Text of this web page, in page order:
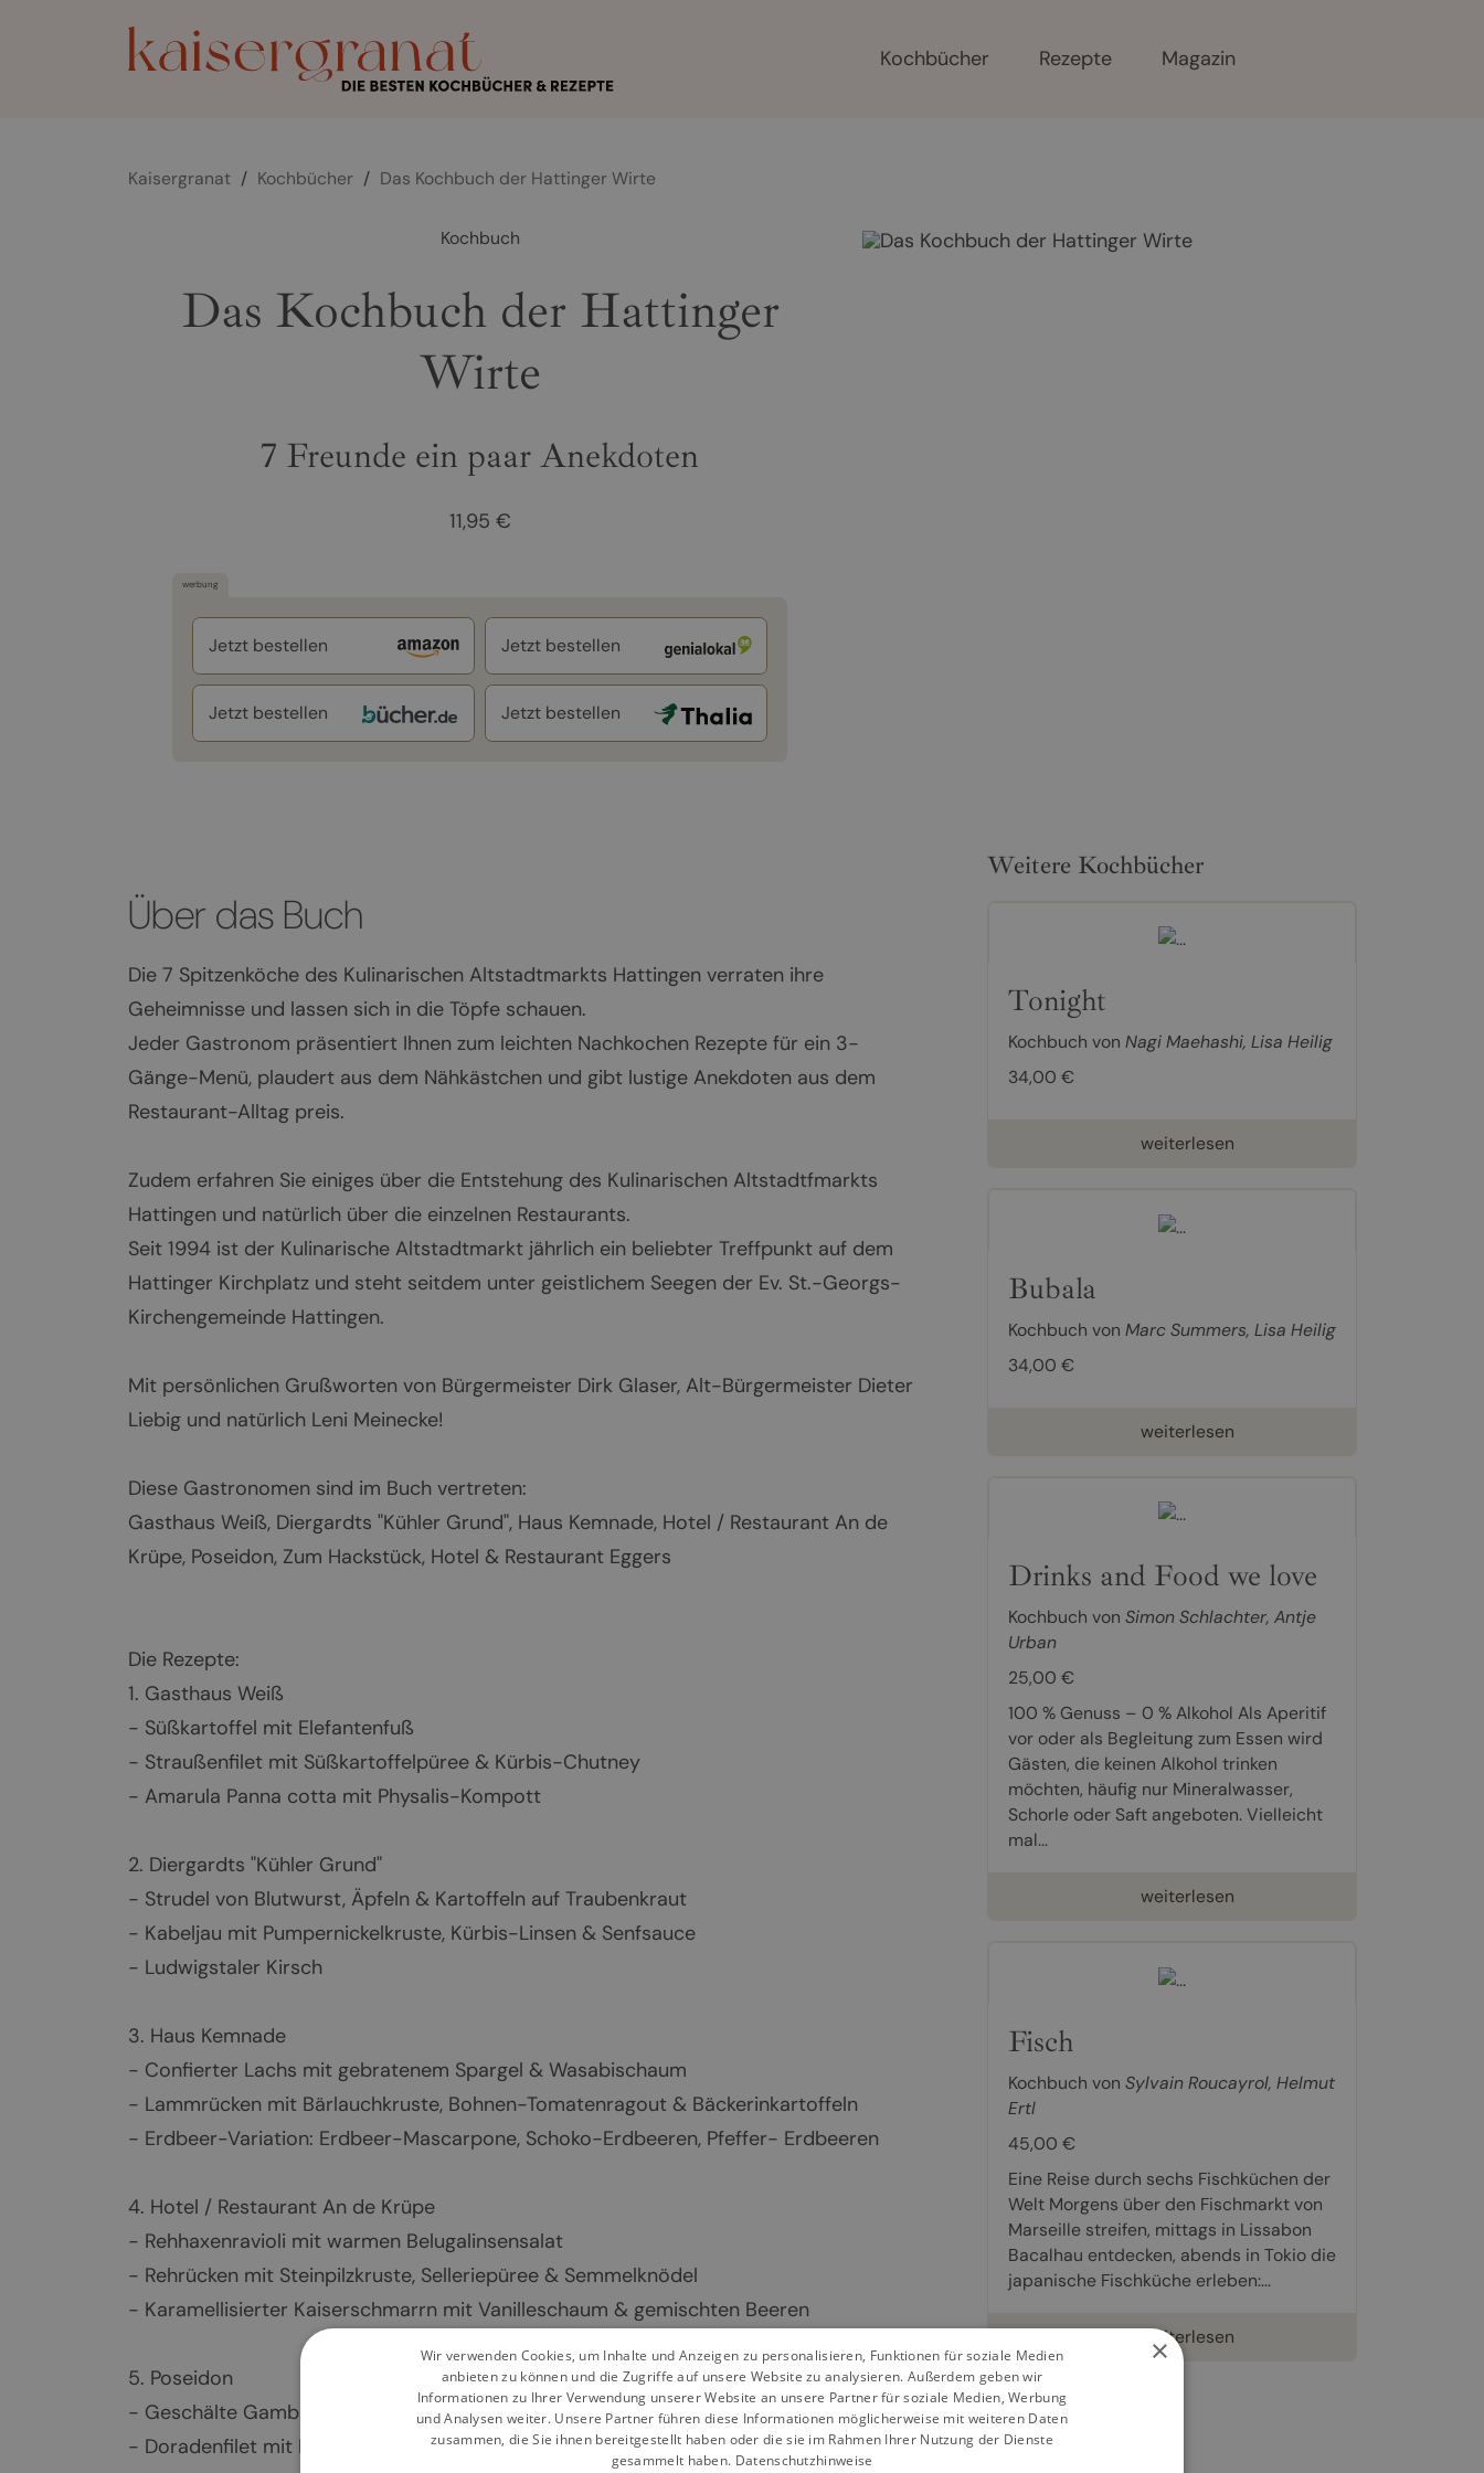
Kochbücher Rezepte Magazin
Kaisergranat / Kochbücher / Das Kochbuch der Hattinger Wirte
Kochbuch
Das Kochbuch der Hattinger
Wirte
7 Freunde ein paar Anekdoten
11,95 €
werbung
Jetzt bestellen Jetzt bestellen
Jetzt bestellen Jetzt bestellen
Über das Buch
Die 7 Spitzenköche des Kulinarischen Altstadtmarkts Hattingen verraten ihre
Geheimnisse und lassen sich in die Töpfe schauen.
Jeder Gastronom präsentiert Ihnen zum leichten Nachkochen Rezepte für ein 3-
Gänge-Menü, plaudert aus dem Nähkästchen und gibt lustige Anekdoten aus dem
Restaurant-Alltag preis.
Zudem erfahren Sie einiges über die Entstehung des Kulinarischen Altstadtfmarkts
Hattingen und natürlich über die einzelnen Restaurants.
Seit 1994 ist der Kulinarische Altstadtmarkt jährlich ein beliebter Treffpunkt auf dem
Hattinger Kirchplatz und steht seitdem unter geistlichem Seegen der Ev. St.-Georgs-
Kirchengemeinde Hattingen.
Mit persönlichen Grußworten von Bürgermeister Dirk Glaser, Alt-Bürgermeister Dieter
Liebig und natürlich Leni Meinecke!
Diese Gastronomen sind im Buch vertreten:
Gasthaus Weiß, Diergardts "Kühler Grund", Haus Kemnade, Hotel / Restaurant An de
Krüpe, Poseidon, Zum Hackstück, Hotel & Restaurant Eggers
Die Rezepte:
1. Gasthaus Weiß
- Süßkartoffel mit Elefantenfuß
- Straußenfilet mit Süßkartoffelpüree & Kürbis-Chutney
- Amarula Panna cotta mit Physalis-Kompott
2. Diergardts "Kühler Grund"
- Strudel von Blutwurst, Äpfeln & Kartoffeln auf Traubenkraut
- Kabeljau mit Pumpernickelkruste, Kürbis-Linsen & Senfsauce
- Ludwigstaler Kirsch
3. Haus Kemnade
- Confierter Lachs mit gebratenem Spargel & Wasabischaum
- Lammrücken mit Bärlauchkruste, Bohnen-Tomatenragout & Bäckerinkartoffeln
- Erdbeer-Variation: Erdbeer-Mascarpone, Schoko-Erdbeeren, Pfeffer- Erdbeeren
4. Hotel / Restaurant An de Krüpe
- Rehhaxenravioli mit warmen Belugalinsensalat
- Rehrücken mit Steinpilzkruste, Selleriepüree & Semmelknödel
- Karamellisierter Kaiserschmarrn mit Vanilleschaum & gemischten Beeren
5. Poseidon
- Geschälte Gambas mit Tomatensalsa, Chili, Knoblauch & Feta-Käse
- Doradenfilet mit Mangold & Rosmarinkartoffeln
Weitere Kochbücher
Tonight
Kochbuch von Nagi Maehashi, Lisa Heilig
34,00 €
weiterlesen
Bubala
Kochbuch von Marc Summers, Lisa Heilig
34,00 €
weiterlesen
Drinks and Food we love
Kochbuch von Simon Schlachter, Antje
Urban
25,00 €
100 % Genuss – 0 % Alkohol Als Aperitif
vor oder als Begleitung zum Essen wird
Gästen, die keinen Alkohol trinken
möchten, häufig nur Mineralwasser,
Schorle oder Saft angeboten. Vielleicht
mal...
weiterlesen
Fisch
Kochbuch von Sylvain Roucayrol, Helmut
Ertl
45,00 €
Eine Reise durch sechs Fischküchen der
Welt Morgens über den Fischmarkt von
Marseille streifen, mittags in Lissabon
Bacalhau entdecken, abends in Tokio die
japanische Fischküche erleben:...
weiterlesen
×
Wir verwenden Cookies, um Inhalte und Anzeigen zu personalisieren, Funktionen für soziale Medien
anbieten zu können und die Zugriffe auf unsere Website zu analysieren. Außerdem geben wir
Informationen zu Ihrer Verwendung unserer Website an unsere Partner für soziale Medien, Werbung
und Analysen weiter. Unsere Partner führen diese Informationen möglicherweise mit weiteren Daten
zusammen, die Sie ihnen bereitgestellt haben oder die sie im Rahmen Ihrer Nutzung der Dienste
gesammelt haben. Datenschutzhinweise